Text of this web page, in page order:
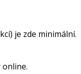
je zde minimální.
online.